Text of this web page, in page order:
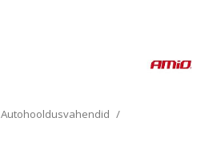
Autohooldusvahendid